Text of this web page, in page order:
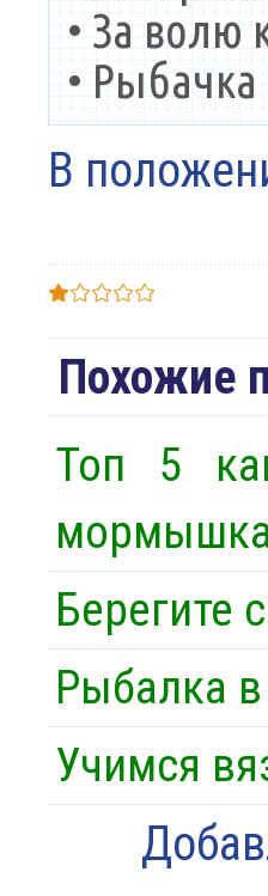
• За волю
• Рыбачка
В
Похожие
Топ 5
Берегите
Рыбалка
Учимся